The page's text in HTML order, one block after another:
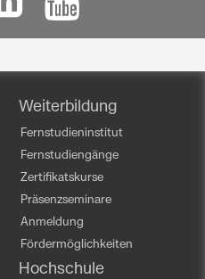
Weiterbildung
Fernstudieninstitut
Fernstudiengänge
Zertifikatskurse
Präsenzseminare
Anmeldung
Fördermöglichkeiten
Hochschule